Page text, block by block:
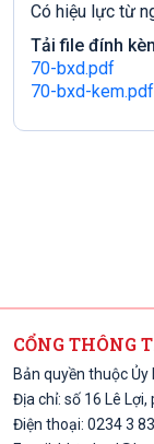
Có hiệu lực từ
Tải file đính
70-bxd.pdf
70-bxd-kem.pdf
CỔNG THÔNG
Bản quyền thuộc
Địa chỉ: số 16 Lê
Điện thoại: 0234 3